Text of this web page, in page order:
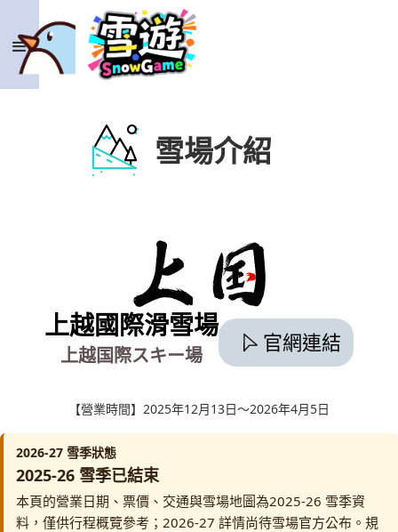
雪場介紹
上越國際滑雪場
上越国際スキー場
官網連結
【營業時間】2025年12月13日～2026年4月5日
2026-27 雪季狀態
2025-26 雪季已結束
本頁的營業日期、票價、交通與雪場地圖為2025-26 雪季資
料，僅供行程概覽參考；2026-27 詳情尚待雪場官方公布。規